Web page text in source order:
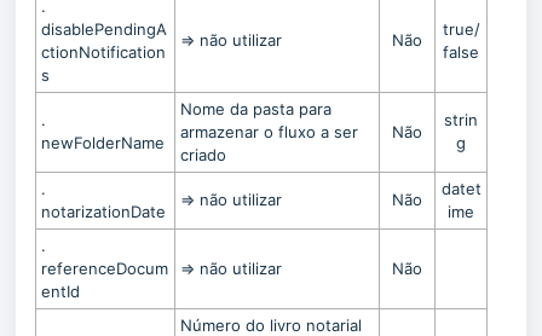
.
disablePendingA
ctionNotification
s
=> não utilizar Não
true/
false
.
newFolderName
Nome da pasta para
armazenar o fluxo a ser
criado
Não
strin
g
.
notarizationDate
=> não utilizar Não
datet
ime
.
referenceDocum
entId
=> não utilizar Não
Número do livro notarial